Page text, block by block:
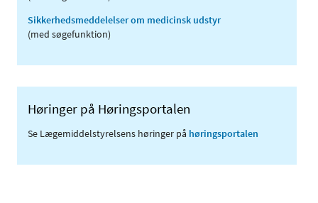
Sikkerhedsmeddelelser om medicinsk udstyr
(med søgefunktion)
Høringer på Høringsportalen
Se Lægemiddelstyrelsens høringer på høringsportalen